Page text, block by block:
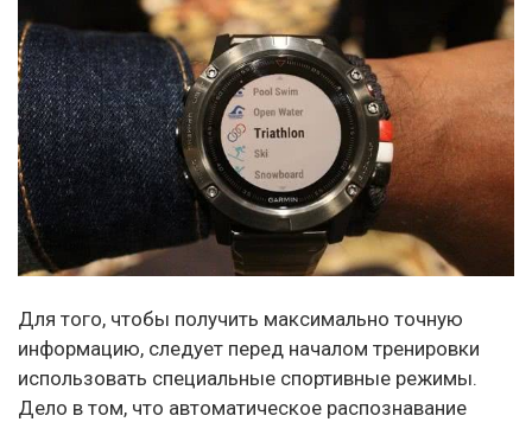
Для того, чтобы получить максимально точную
информацию, следует перед началом тренировки
использовать специальные спортивные режимы.
Дело в том, что автоматическое распознавание